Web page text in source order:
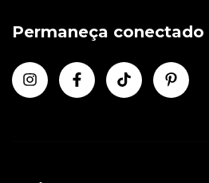
Permaneça conectado